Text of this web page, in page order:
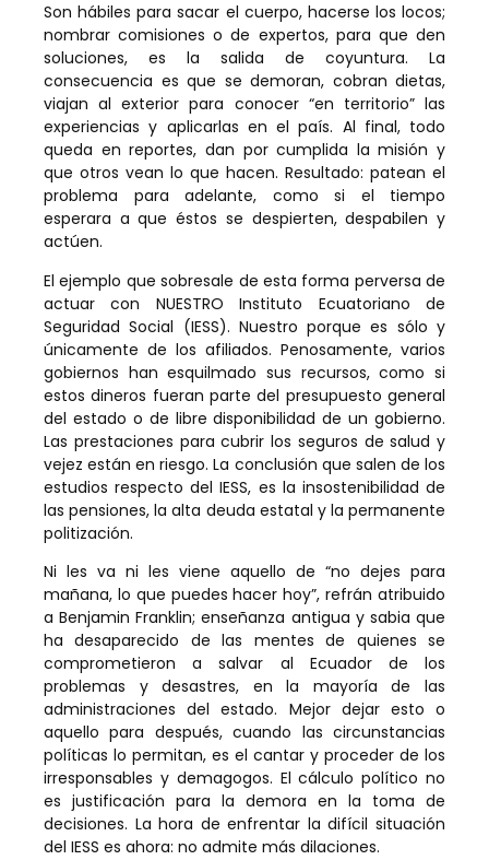
Son hábiles para sacar el cuerpo, hacerse los locos;
nombrar comisiones o de expertos, para que den
soluciones, es la salida de coyuntura. La
consecuencia es que se demoran, cobran dietas,
viajan al exterior para conocer “en territorio” las
experiencias y aplicarlas en el país. Al final, todo
queda en reportes, dan por cumplida la misión y
que otros vean lo que hacen. Resultado: patean el
problema para adelante, como si el tiempo
esperara a que éstos se despierten, despabilen y
actúen.
El ejemplo que sobresale de esta forma perversa de
actuar con NUESTRO Instituto Ecuatoriano de
Seguridad Social (IESS). Nuestro porque es sólo y
únicamente de los afiliados. Penosamente, varios
gobiernos han esquilmado sus recursos, como si
estos dineros fueran parte del presupuesto general
del estado o de libre disponibilidad de un gobierno.
Las prestaciones para cubrir los seguros de salud y
vejez están en riesgo. La conclusión que salen de los
estudios respecto del IESS, es la insostenibilidad de
las pensiones, la alta deuda estatal y la permanente
politización.
Ni les va ni les viene aquello de “no dejes para
mañana, lo que puedes hacer hoy”, refrán atribuido
a Benjamin Franklin; enseñanza antigua y sabia que
ha desaparecido de las mentes de quienes se
comprometieron a salvar al Ecuador de los
problemas y desastres, en la mayoría de las
administraciones del estado. Mejor dejar esto o
aquello para después, cuando las circunstancias
políticas lo permitan, es el cantar y proceder de los
irresponsables y demagogos. El cálculo político no
es justificación para la demora en la toma de
decisiones. La hora de enfrentar la difícil situación
del IESS es ahora: no admite más dilaciones.